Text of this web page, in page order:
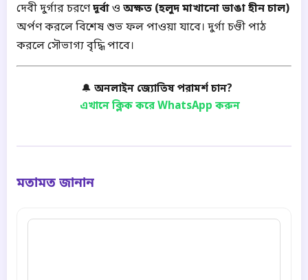
দেবী দুর্গার চরণেদূর্বাও অক্ষত (হলুদ মাখানো ভাঙা হীন চাল)
অর্পণ করলে বিশেষ শুভ ফল পাওয়া যাবে। দুর্গা চণ্ডী পাঠ
করলে সৌভাগ্য বৃদ্ধি পাবে।
🔔 অনলাইন জ্যোতিষ পরামর্শ চান?
এখানে ক্লিক করে WhatsApp করুন
মতামত জানান